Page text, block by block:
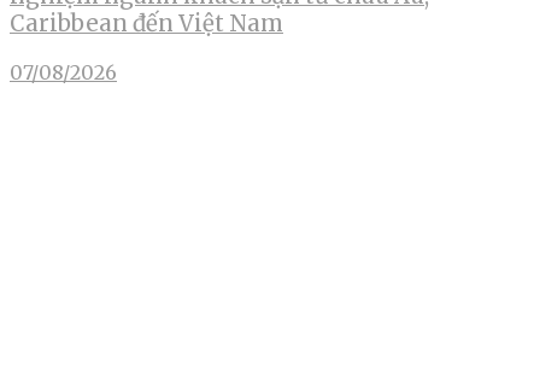
Caribbean đến Việt Nam
07/08/2026